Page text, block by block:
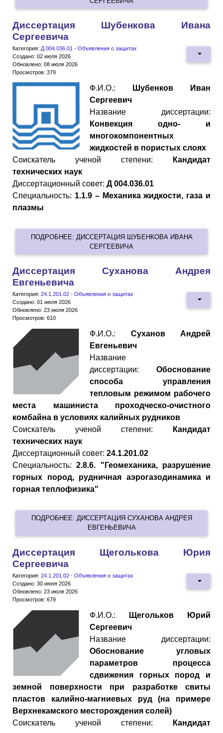
Диссертация Шубенкова Ивана
Сергеевича
Категория: Д 004.036.01 - Объявления о защитах
Создано: 02 июля 2026
Обновлено: 08 июля 2026
Просмотров: 379
Ф.И.О.:
Шубенков Иван
Сергеевич
Название диссертации:
Конвекция одно- и
многокомпонентных
жидкостей в пористых слоях
Cоискатель ученой степени: Кандидат
технических наук
Диссертационный совет: Д 004.036.01
Специальность: 1.1.9 – Механика жидкости, газа и
плазмы
ПОДРОБНЕЕ: ДИССЕРТАЦИЯ ШУБЕНКОВА ИВАНА
СЕРГЕЕВИЧА
Диссертация Суханова Андрея
Евгеньевича
Категория: 24.1.201.02 - Объявления о защитах
Создано: 01 июля 2026
Обновлено: 23 июля 2026
Просмотров: 610
Ф.И.О.: Суханов Андрей
Евгеньевич
Название
диссертации: Обоснование
способа управления
тепловым режимом рабочего
места машиниста проходческо-очистного
комбайна в условиях калийных рудников
Cоискатель ученой степени: Кандидат
технических наук
Диссертационный совет: 24.1.201.02
Специальность:2.8.6. "Геомеханика, разрушение
горных пород, рудничная аэрогазодинамика и
горная теплофизика"
ПОДРОБНЕЕ: ДИССЕРТАЦИЯ СУХАНОВА АНДРЕЯ
ЕВГЕНЬЕВИЧА
Диссертация Щеголькова Юрия
Сергеевича
Категория: 24.1.201.02 - Объявления о защитах
Создано: 30 июня 2026
Обновлено: 23 июля 2026
Просмотров: 679
Ф.И.О.:
Щегольков Юрий
Сергеевич
Название диссертации:
Обоснование угловых
параметров процесса
сдвижения горных пород и
земной поверхности при разработке свиты
пластов калийно-магниевых руд (на примере
Верхнекамского месторождения солей)
Cоискатель ученой степени: Кандидат